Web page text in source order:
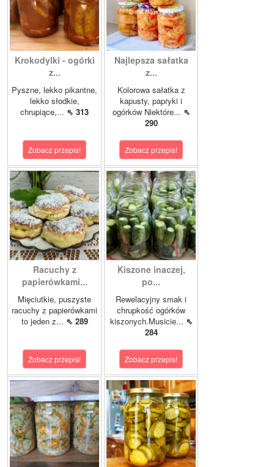
Krokodylki - ogórki
z...
Pyszne, lekko pikantne,
lekko słodkie,
chrupiące,... ⇖ 313
Zobacz przepis!
Najlepsza sałatka
z...
Kolorowa sałatka z
kapusty, papryki i
ogórków Niektóre... ⇖
290
Zobacz przepis!
Racuchy z
papierówkami...
Mięciutkie, puszyste
racuchy z papierówkami
to jeden z... ⇖ 289
Zobacz przepis!
Kiszone inaczej,
po...
Rewelacyjny smak i
chrupkość ogórków
kiszonych.Musicie... ⇖
284
Zobacz przepis!